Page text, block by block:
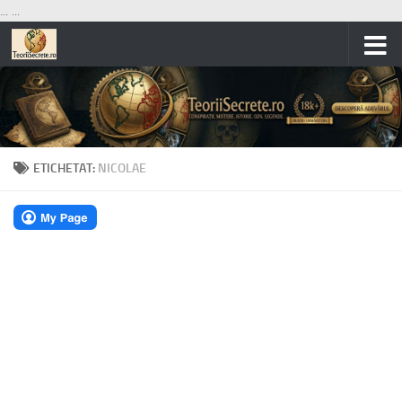
... ...
Skip to content
ETICHETAT: NICOLAE